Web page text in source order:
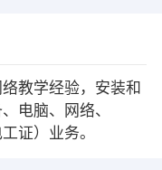
教学经验，安装和
电脑、网络、
证）业务。